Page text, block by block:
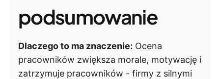
podsumowanie
Dlaczego to ma znaczenie: Ocena
pracowników zwiększa morale, motywację i
zatrzymuje pracowników - firmy z silnymi